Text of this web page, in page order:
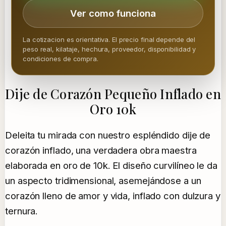
Ver como funciona
La cotizacion es orientativa. El precio final depende del
peso real, kilataje, hechura, proveedor, disponibilidad y
condiciones de compra.
Dije de Corazón Pequeño Inflado en
Oro 10k
Deleita tu mirada con nuestro espléndido dije de
corazón inflado, una verdadera obra maestra
elaborada en oro de 10k. El diseño curvilíneo le da
un aspecto tridimensional, asemejándose a un
corazón lleno de amor y vida, inflado con dulzura y
ternura.